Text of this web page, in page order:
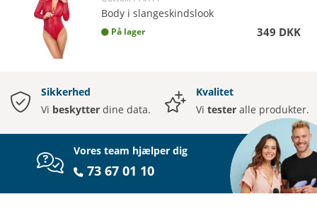
Body i slangeskindslook
På lager 349 DKK
Sikkerhed
Vi beskytter dine data.
Kvalitet
Vi tester alle produkter.
Vores team hjælper dig
73 67 01 10